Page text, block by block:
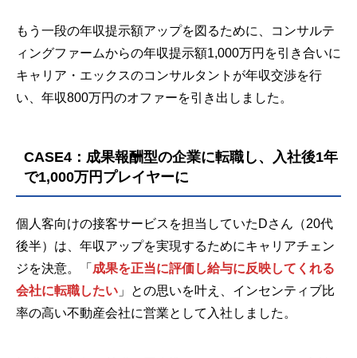
もう一段の年収提示額アップを図るために、コンサルテ
ィングファームからの年収提示額1,000万円を引き合いに
キャリア・エックスのコンサルタントが年収交渉を行
い、年収800万円のオファーを引き出しました。
CASE4：成果報酬型の企業に転職し、入社後1年
で1,000万円プレイヤーに
個人客向けの接客サービスを担当していたDさん（20代
後半）は、年収アップを実現するためにキャリアチェン
ジを決意。「 成果を正当に評価し給与に反映してくれる
会社に転職したい 」との思いを叶え、インセンティブ比
率の高い不動産会社に営業として入社しました。